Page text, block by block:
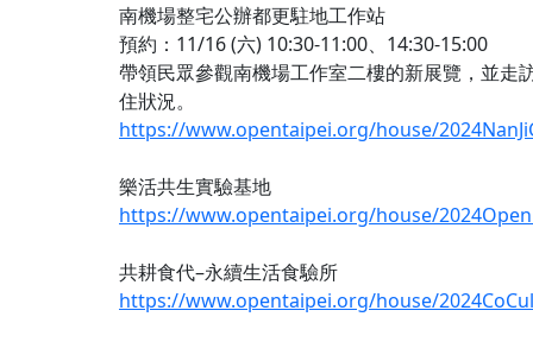
南機場整宅公辦都更駐地工作站
預約：11/16 (六) 10:30-11:00、14:30-15:00
帶領民眾參觀南機場工作室二樓的新展覽，並走
住狀況。
https://www.opentaipei.org/house/
樂活共生實驗基地
https://www.opentaipei.org/house/
共耕食代–永續生活食驗所
https://www.opentaipei.org/house/